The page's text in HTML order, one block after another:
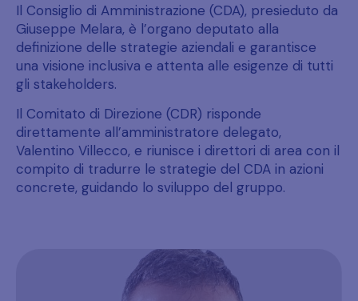
Il Consiglio di Amministrazione (CDA), presieduto da
Giuseppe Melara, è l’organo deputato alla
definizione delle strategie aziendali e garantisce
una visione inclusiva e attenta alle esigenze di tutti
gli stakeholders.
Il Comitato di Direzione (CDR) risponde
direttamente all’amministratore delegato,
Valentino Villecco, e riunisce i direttori di area con il
compito di tradurre le strategie del CDA in azioni
concrete, guidando lo sviluppo del gruppo.